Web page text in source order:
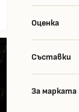
Оценка
Съставки
За марката